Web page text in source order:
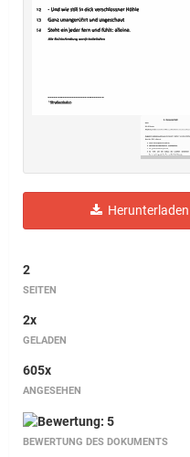
2
SEITEN
2x
GELADEN
605x
ANGESEHEN
BEWERTUNG DES DOKUMENTS